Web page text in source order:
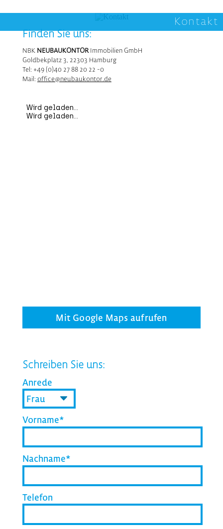
Kontakt
Finden Sie uns:
NBK NEUBAUKONTORImmobilien GmbH
Goldbekplatz 3, 22303 Hamburg
Tel: +49 (0)40 27 88 20 22 -0
Mail: office@neubaukontor.de
Mit Google Maps aufrufen
Schreiben Sie uns:
Anrede
Vorname*
Nachname*
Telefon